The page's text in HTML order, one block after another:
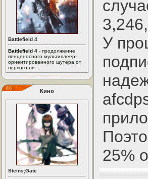
Battlefield 4
Battlefield 4 - продолжение
венценосного мультиплеер-
ориентированного шутера от
первого ли...
Кино
Steins;Gate
У
25%